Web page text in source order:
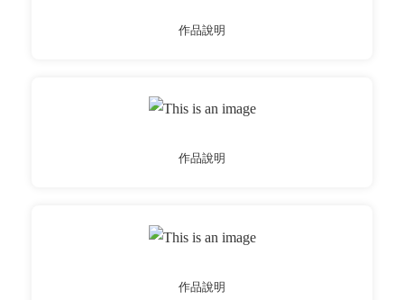
作品說明
作品說明
作品說明